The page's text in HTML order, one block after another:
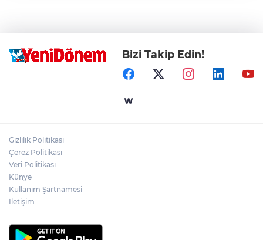
Bizi Takip Edin!
Gizlilik Politikası
Çerez Politikası
Veri Politikası
Künye
Kullanım Şartnamesi
İletişim